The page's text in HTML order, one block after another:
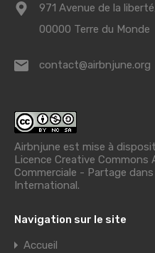
971 Avenue de la
00000 Terre du Monde
contact@airbnjune.org
Airbnjune est mise à
Licence Creative
Commerciale - Partage
International.
Navigation sur le site
Accueil